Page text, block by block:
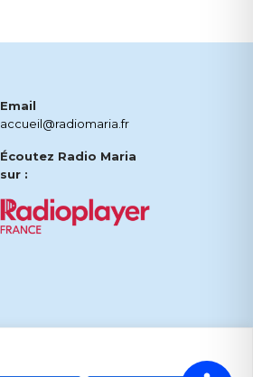
Email
accueil@radiomaria.fr
Écoutez Radio Maria
sur :